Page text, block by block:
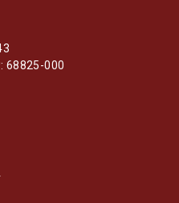
68825-000